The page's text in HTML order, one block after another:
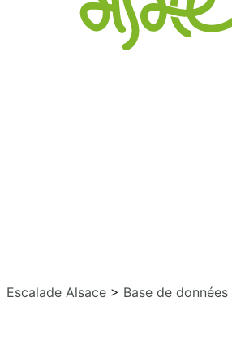
Escalade Alsace > Base de données